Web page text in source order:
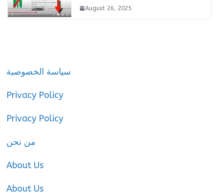
August 26, 2025
سياسة الخصوصية
Privacy Policy
Privacy Policy
من نحن
About Us
About Us